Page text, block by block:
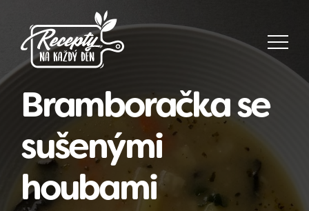
Bramboračka se
sušenými
houbami